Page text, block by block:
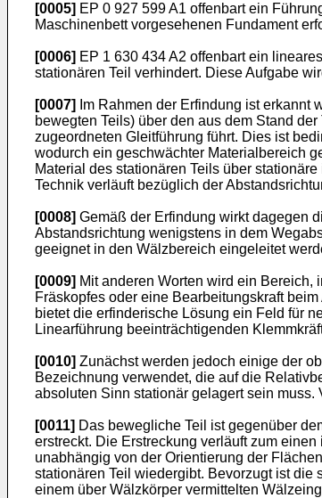
[0005] EP 0 927 599 A1 offenbart ein
Maschinenbett vorgesehenen Fundament
[0006] EP 1 630 434 A2 offenbart ein
stationären Teil verhindert. Diese Aufgabe
[0007]
Im Rahmen der Erfindung ist
bewegten Teils) über den aus dem Stand
zugeordneten Gleitführung führt. Dies ist
wodurch ein geschwächter Materialbereich
Material des stationären Teils über
Technik verläuft bezüglich der
[0008] Gemäß der Erfindung wirkt dagegen
Abstandsrichtung wenigstens in dem
geeignet in den Wälzbereich eingeleitet
[0009] Mit anderen Worten wird ein
Fräskopfes oder eine Bearbeitungskraft
bietet die erfinderische Lösung ein Feld für
Linearführung beeinträchtigenden
[0010] Zunächst werden jedoch einige der
Bezeichnung verwendet, die auf die
absoluten Sinn stationär gelagert sein
[0011] Das bewegliche Teil ist gegenüber
erstreckt. Die Erstreckung verläuft zum
unabhängig von der Orientierung der
stationären Teil wiedergibt. Bevorzugt ist
einem über Wälzkörper vermittelten